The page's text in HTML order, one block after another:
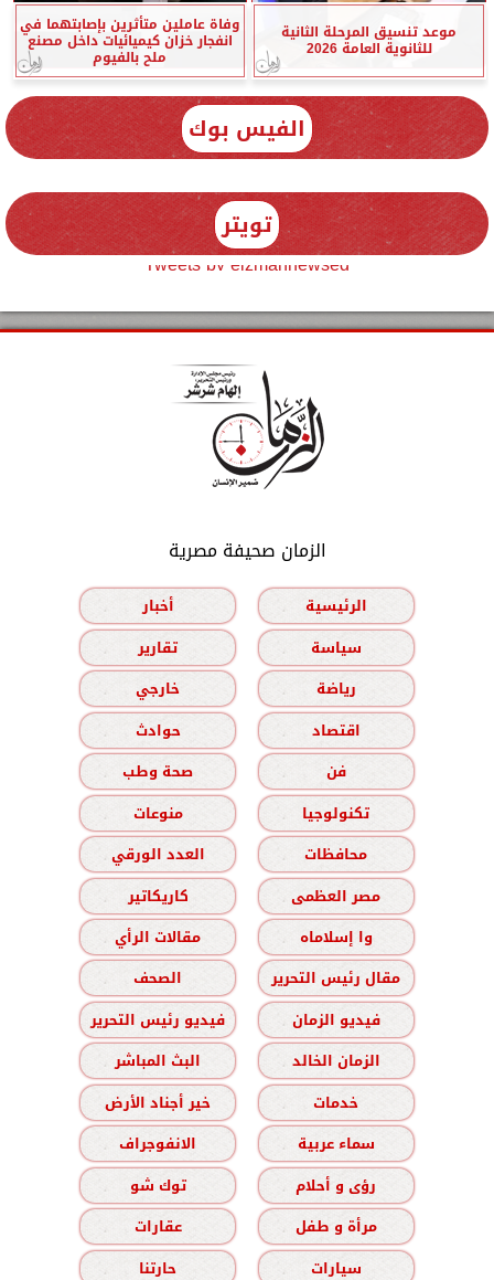
موعد تنسيق المرحلة الثانية
للثانوية العامة 2026
وفاة عاملين متأثرين بإصابتهما في
انفجار خزان كيميائيات داخل مصنع
ملح بالفيوم
الفيس بوك
تويتر
Tweets by elzmannewseg
الزمان صحيفة مصرية
الرئيسية
أخبار
سياسة
تقارير
رياضة
خارجي
اقتصاد
حوادث
فن
صحة وطب
تكنولوجيا
منوعات
محافظات
العدد الورقي
مصر العظمى
كاريكاتير
وا إسلاماه
مقالات الرأي
مقال رئيس التحرير
الصحف
فيديو الزمان
فيديو رئيس التحرير
الزمان الخالد
البث المباشر
خدمات
خير أجناد الأرض
سماء عربية
الانفوجراف
رؤى و أحلام
توك شو
مرأة و طفل
عقارات
سيارات
حارتنا